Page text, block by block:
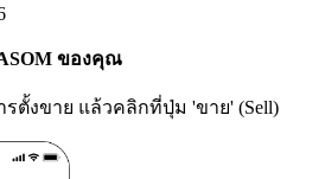
ของคุณ
ตั้งขาย แล้วคลิกที่ปุ่ม 'ขาย' (Sell)